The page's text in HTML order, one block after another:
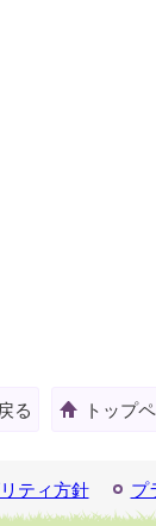
る トップ
ティ方針 プ